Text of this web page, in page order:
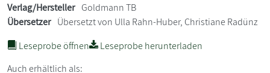
Verlag/Hersteller Goldmann TB
Übersetzer Übersetzt von Ulla Rahn-Huber, Christiane Radünz
Leseprobe öffnen
Leseprobe herunterladen
Auch erhältlich als: